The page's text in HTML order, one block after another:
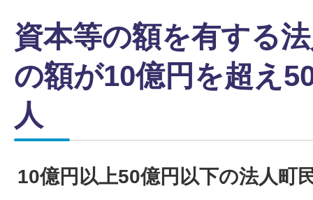
資本等の額を有する
の額が10億円を超え
人
10億円以上50億円以下の法人町